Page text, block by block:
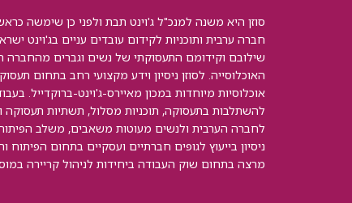
סוזן היא משנה למנכ"ל ג'וינט תבת ולפני כן שימשה
חברה ערבית ותוכניות לקידום עובדים עניים בג'וינט
שילובם וקידומם התעסוקתי של נשים וגברים
האוכלוסייה. לסוזן ניסיון וידע מקצועי רחב בתחום
אוכלוסיות מיוחדות במכון מאיירס-ג'וינט-ברוקדייל.
להשתלבות בתעסוקה, תוכניות מסלול, תשתיות תעסוקה
לחברה הערבית ולנשים מעוטות משאבים, משלב
ניסיון בייעוץ לגופים חברתיים ועסקיים בתחום
מרצה בתחום שוק העבודה ביחידות לניהול קריירה